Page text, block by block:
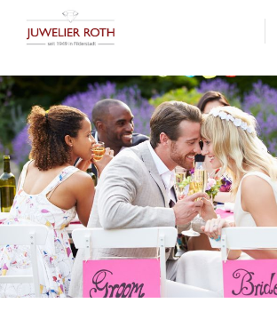
Der Eintrag "offcanvas-col1" existiert
Der Eintrag "offcanvas-col2" existiert
Der Eintrag "offcanvas-col3" existiert
Der Eintrag "offcanvas-col4" existiert